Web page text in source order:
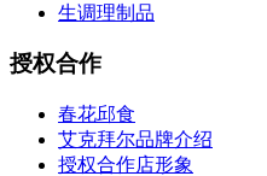
生调理制品
授权合作
春花邱食
艾克拜尔品牌介绍
授权合作店形象